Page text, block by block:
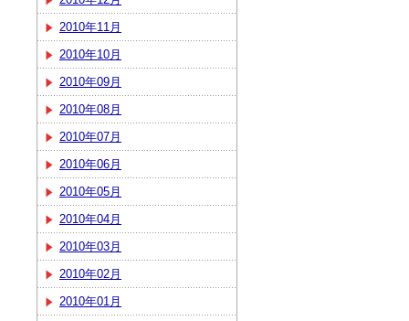
2010年11月
2010年10月
2010年09月
2010年08月
2010年07月
2010年06月
2010年05月
2010年04月
2010年03月
2010年02月
2010年01月